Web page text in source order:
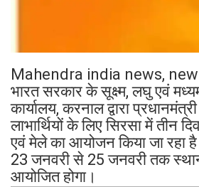
Mahendra india news,
भारत सरकार के सूक्ष्म, लघु एवं
कार्यालय, करनाल द्वारा
लाभार्थियों के लिए सिरसा में तीन
एवं मेले का आयोजन किया जा रहा
23 जनवरी से 25 जनवरी तक
आयोजित होगा।